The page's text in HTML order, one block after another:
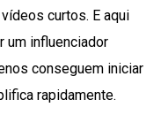
curtos. E aqui
um influenciador
conseguem iniciar
rapidamente.